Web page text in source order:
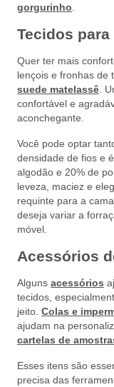
gorgurinho.
Tecidos
Quer ter mais
lençois e fronhas de
suede matelassê.
confortável e
aconchegante.
Você pode optar
densidade de fios e
algodão e 20% de
leveza, maciez e
requinte para a
deseja variar a
móvel.
Acessórios
Alguns acessórios
tecidos,
jeito. Colas e
ajudam na
cartelas de
Esses itens são
precisa das